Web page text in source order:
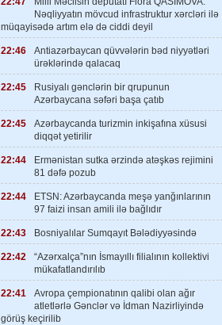
Nəqliyyatın mövcud infrastruktur xərcləri ilə
müqayisədə artım elə də ciddi deyil
22:46
Antiazərbaycan qüvvələrin bəd niyyətləri
ürəklərində qalacaq
22:45
Rusiyalı gənclərin bir qrupunun
Azərbaycana səfəri başa çatıb
22:45
Azərbaycanda turizmin inkişafına xüsusi
diqqət yetirilir
22:44
Ermənistan sutka ərzində atəşkəs rejimini
81 dəfə pozub
22:44
ETSN: Azərbaycanda meşə yanğınlarının
97 faizi insan amili ilə bağlıdır
22:43 Bosniyalılar Sumqayıt Bələdiyyəsində
22:42
“Azərxalça”nın İsmayıllı filialının kollektivi
mükafatlandırılıb
22:41
Avropa çempionatının qalibi olan ağır
atletlərlə Gənclər və İdman Nazirliyində
görüş keçirilib